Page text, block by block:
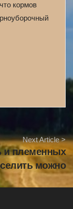
кормов
Next Article >
и племенных
можно